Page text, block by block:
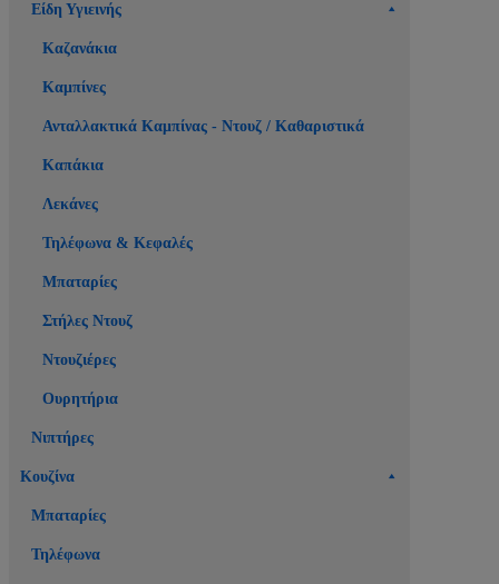
Είδη Υγιεινής
Καζανάκια
Καμπίνες
Ανταλλακτικά Καμπίνας - Ντουζ / Καθαριστικά
Καπάκια
Λεκάνες
Τηλέφωνα & Κεφαλές
Μπαταρίες
Στήλες Ντουζ
Ντουζιέρες
Ουρητήρια
Νιπτήρες
Κουζίνα
Μπαταρίες
Τηλέφωνα